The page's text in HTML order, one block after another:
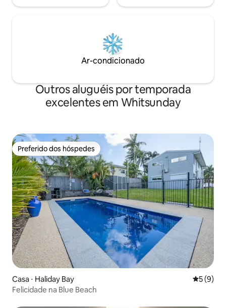
Ar-condicionado
Outros aluguéis por temporada
excelentes em Whitsunday
Preferido dos hóspedes
Preferido dos hóspedes
Casa ⋅ Haliday Bay 5 de
5 (9)
Felicidade na Blue Beach